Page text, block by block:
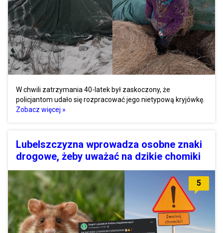
W chwili zatrzymania 40-latek był zaskoczony, że
policjantom udało się rozpracować jego nietypową kryjówkę.
Zobacz więcej »
Lubelszczyzna wprowadza osobne znaki
drogowe, żeby uważać na dzikie chomiki
5